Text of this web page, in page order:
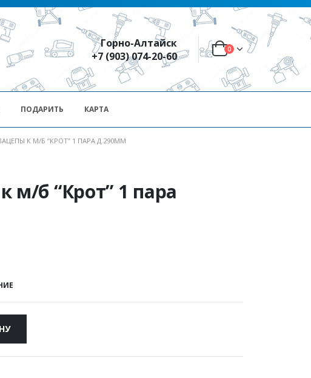
Горно-Алтайск
+7 (903) 074-20-60
0
ПОДАРИТЬ КАРТА
К М/Б “КРОТ” 1 ПАРА Д.290ММ
м/б “Крот” 1 пара